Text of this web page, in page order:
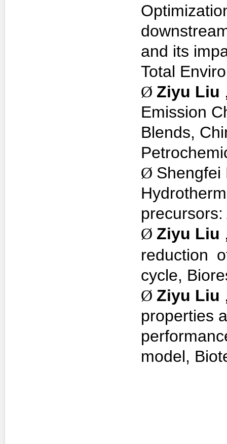
and its
Total
Ø Ziyu Liu
Emission
Blends,
Ø Shengfei
Ø Ziyu Liu
reduction
cycle,
Ø Ziyu Liu
properties
model,